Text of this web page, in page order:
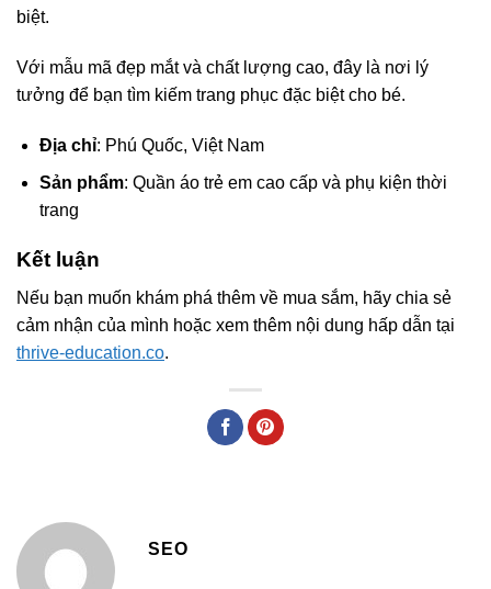
biệt.
Với mẫu mã đẹp mắt và chất lượng cao, đây là nơi lý
tưởng để bạn tìm kiếm trang phục đặc biệt cho bé.
Địa chỉ: Phú Quốc, Việt Nam
Sản phẩm: Quần áo trẻ em cao cấp và phụ kiện thời
trang
Kết luận
Nếu bạn muốn khám phá thêm về mua sắm, hãy chia sẻ
cảm nhận của mình hoặc xem thêm nội dung hấp dẫn tại
thrive-education.co.
SEO